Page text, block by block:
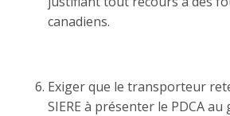
canadiens.
Exiger que le transporteur
SIERE à présenter le PDCA